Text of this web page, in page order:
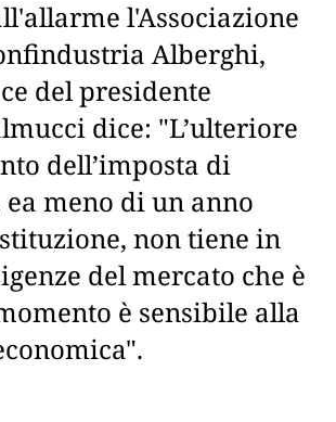
l'Associazione
Alberghi,
del presidente
dice: "L’ulteriore
dell’imposta di
meno di un anno
non tiene in
del mercato che è
è sensibile alla